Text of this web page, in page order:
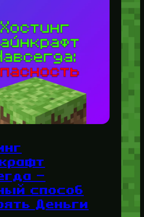
—
способ
Деньги